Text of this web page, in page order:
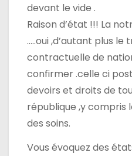
devant le vide .
Raison d’état !!! La
…..oui ,d’autant plus le
contractuelle de
confirmer .celle ci
devoirs et droits de
république ,y compris
des soins.
Vous évoquez des